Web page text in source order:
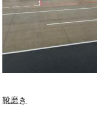
靴磨き